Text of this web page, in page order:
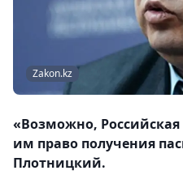
Zakon.kz
«Возможно,
им право получения
Плотницкий.